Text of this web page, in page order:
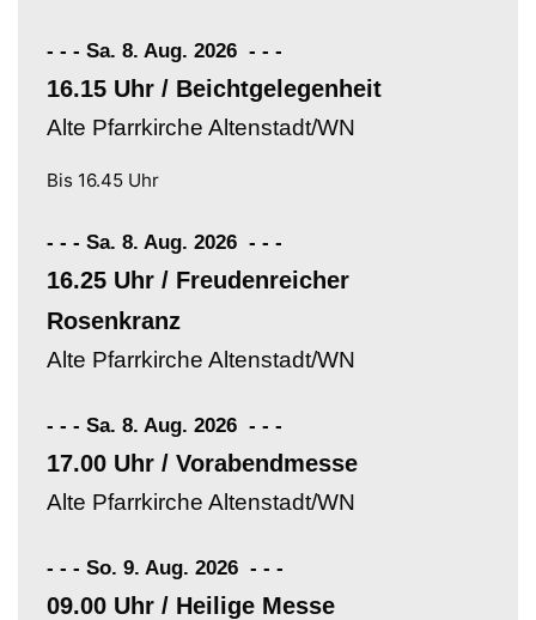
- - - Sa. 8. Aug. 2026 - - -
16.15 Uhr / Beichtgelegenheit
Alte Pfarrkirche Altenstadt/WN
Bis 16.45 Uhr
- - - Sa. 8. Aug. 2026 - - -
16.25 Uhr / Freudenreicher
Rosenkranz
Alte Pfarrkirche Altenstadt/WN
- - - Sa. 8. Aug. 2026 - - -
17.00 Uhr / Vorabendmesse
Alte Pfarrkirche Altenstadt/WN
- - - So. 9. Aug. 2026 - - -
09.00 Uhr / Heilige Messe